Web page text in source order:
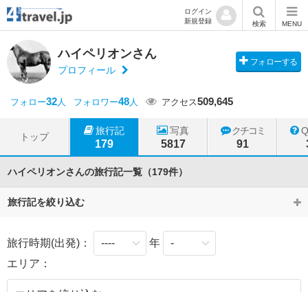
ログイン
新規登録
検索 MENU
ハイペリオンさん
プロフィール
フォローする
フォロー32人 フォロワー48人 アクセス509,645
トップ
旅行記
179
写真
5817
クチコミ
91
ハイペリオンさんの旅行記一覧（179件）
旅行記を絞り込む
旅行時期(出発)：
年
エリア：